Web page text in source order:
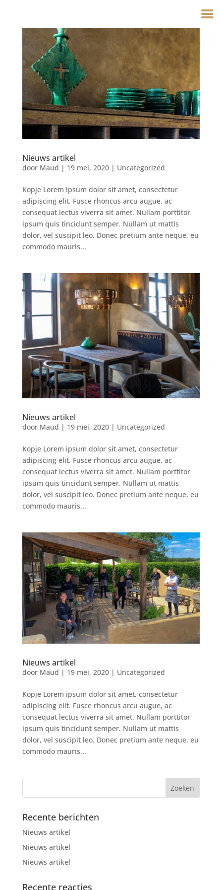
Nieuws artikel
door Maud | 19 mei, 2020| Uncategorized
Kopje Lorem ipsum dolor sit amet, consectetur
adipiscing elit. Fusce rhoncus arcu augue, ac
consequat lectus viverra sit amet. Nullam porttitor
ipsum quis tincidunt semper. Nullam ut mattis
dolor, vel suscipit leo. Donec pretium ante neque, eu
commodo mauris...
Nieuws artikel
door Maud | 19 mei, 2020| Uncategorized
Kopje Lorem ipsum dolor sit amet, consectetur
adipiscing elit. Fusce rhoncus arcu augue, ac
consequat lectus viverra sit amet. Nullam porttitor
ipsum quis tincidunt semper. Nullam ut mattis
dolor, vel suscipit leo. Donec pretium ante neque, eu
commodo mauris...
Nieuws artikel
door Maud | 19 mei, 2020| Uncategorized
Kopje Lorem ipsum dolor sit amet, consectetur
adipiscing elit. Fusce rhoncus arcu augue, ac
consequat lectus viverra sit amet. Nullam porttitor
ipsum quis tincidunt semper. Nullam ut mattis
dolor, vel suscipit leo. Donec pretium ante neque, eu
commodo mauris...
Recente berichten
Nieuws artikel
Nieuws artikel
Nieuws artikel
Recente reacties